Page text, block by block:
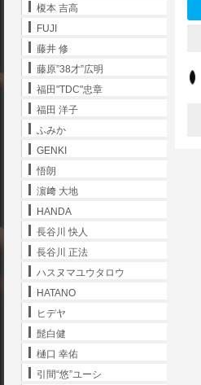
榎本 吉高
FUJI
藤井 修
藤原”38才”広明
福田"TDC"忠章
福田 洋子
ふみか
GENKI
悟朗
濵﨑 大地
HANDA
長谷川 快人
長谷川 正法
ハスヌマユウタロウ
HATANO
ヒデヤ
髭白健
樋口 幸佑
引間“悠”ユーシ